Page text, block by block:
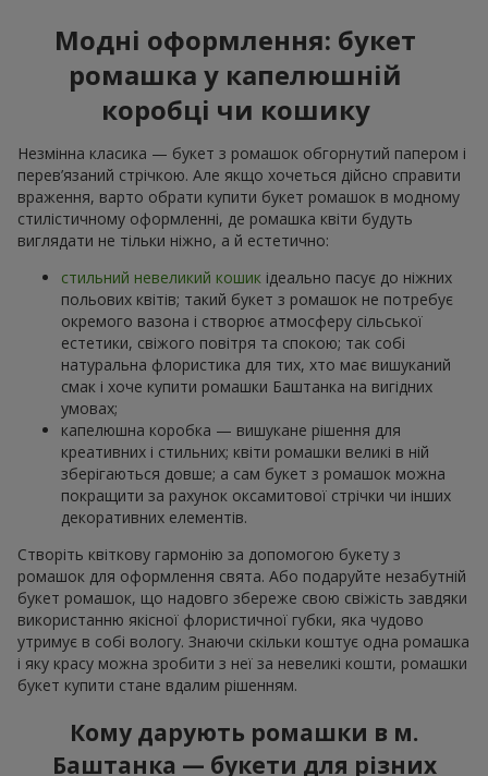
Модні оформлення: букет
ромашка у капелюшній
коробці чи кошику
Незмінна класика — букет з ромашок обгорнутий папером і
перев’язаний стрічкою. Але якщо хочеться дійсно справити
враження, варто обрати купити букет ромашок в модному
стилістичному оформленні, де ромашка квіти будуть
виглядати не тільки ніжно, а й естетично:
стильний невеликий кошик ідеально пасує до ніжних
польових квітів; такий букет з ромашок не потребує
окремого вазона і створює атмосферу сільської
естетики, свіжого повітря та спокою; так собі
натуральна флористика для тих, хто має вишуканий
смак і хоче купити ромашки Баштанка на вигідних
умовах;
капелюшна коробка — вишукане рішення для
креативних і стильних; квіти ромашки великі в ній
зберігаються довше; а сам букет з ромашок можна
покращити за рахунок оксамитової стрічки чи інших
декоративних елементів.
Створіть квіткову гармонію за допомогою букету з
ромашок для оформлення свята. Або подаруйте незабутній
букет ромашок, що надовго збереже свою свіжість завдяки
використанню якісної флористичної губки, яка чудово
утримує в собі вологу. Знаючи скільки коштує одна ромашка
і яку красу можна зробити з неї за невеликі кошти, ромашки
букет купити стане вдалим рішенням.
Кому дарують ромашки в м.
Баштанка — букети для різних